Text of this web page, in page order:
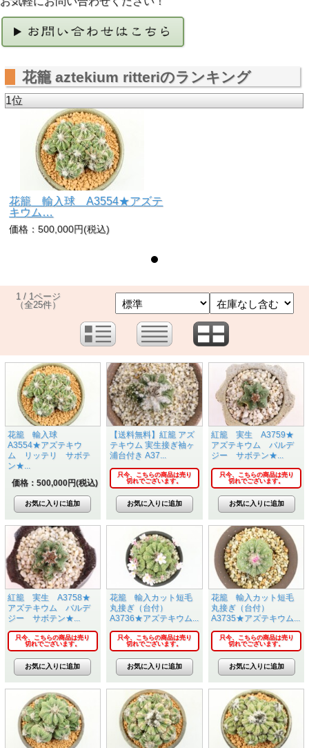
花籠 aztekium ritteriのランキング
1位
花籠 輸入球 A3554★アズテ
キウム…
価格：500,000円(税込)
1 / 1ページ
（全25件）
花籠 輸入球
A3554★アズテキウ
ム リッテリ サボテ
ン★...
価格：500,000円(税込)
【送料無料】紅籠 アズ
テキウム 実生接ぎ袖ヶ
浦台付き A37...
只今、こちらの商品は売り
切れでございます。
紅籠 実生 A3759★
アズテキウム バルデ
ジー サボテン★...
只今、こちらの商品は売り
切れでございます。
紅籠 実生 A3758★
アズテキウム バルデ
ジー サボテン★...
只今、こちらの商品は売り
切れでございます。
花籠 輸入カット短毛
丸接ぎ（台付）
A3736★アズテキウム...
只今、こちらの商品は売り
切れでございます。
花籠 輸入カット短毛
丸接ぎ（台付）
A3735★アズテキウム...
只今、こちらの商品は売り
切れでございます。